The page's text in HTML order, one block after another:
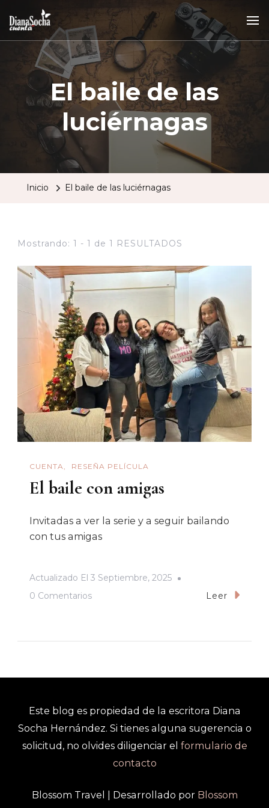
El baile de las
luciérnagas
Inicio El baile de las luciérnagas
Mostrando: 1 - 1 de 1 RESULTADOS
CUENTA RESEÑA PELÍCULA
El baile con amigas
Invitadas a ver la serie y a seguir bailando
con tus amigas
Actualizado El 3 Septiembre, 2025
0 ComentariosEn
Leer
Este blog es propiedad de la escritora Diana
Socha Hernández. Si tienes alguna sugerencia o
solicitud, no olvides diligenciar el formulario de
contacto
Blossom Travel | Desarrollado por Blossom